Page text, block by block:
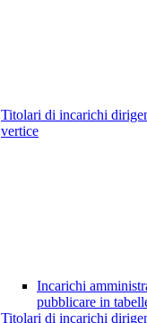
Titolari di incarichi
vertice
Incarichi
pubblicare in
Titolari di incarichi